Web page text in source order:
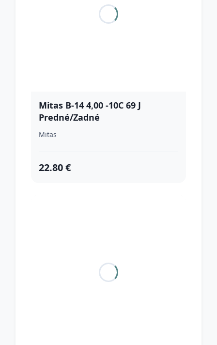
Mitas B-14 4,00 -10C 69 J
Predné/Zadné
Mitas
22.80 €